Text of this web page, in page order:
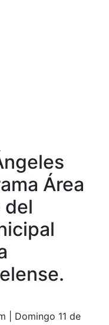
Área
del
| Domingo 11 de